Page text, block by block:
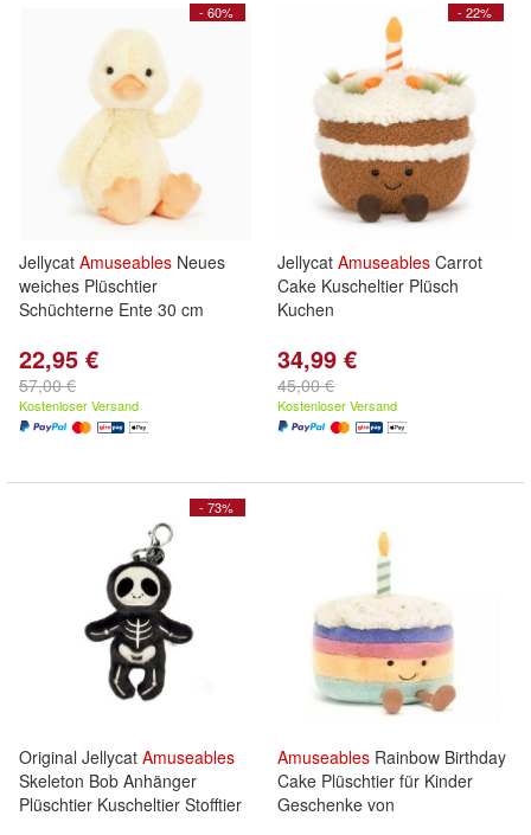
- 60%
Jellycat Amuseables Neues
weiches Plüschtier
Schüchterne Ente 30 cm
22,95 €
57,00 €
Kostenloser Versand
- 22%
Jellycat Amuseables Carrot
Cake Kuscheltier Plüsch
Kuchen
34,99 €
45,00 €
Kostenloser Versand
- 73%
Original Jellycat Amuseables
Skeleton Bob Anhänger
Plüschtier Kuscheltier Stofftier
Amuseables Rainbow Birthday
Cake Plüschtier für Kinder
Geschenke von